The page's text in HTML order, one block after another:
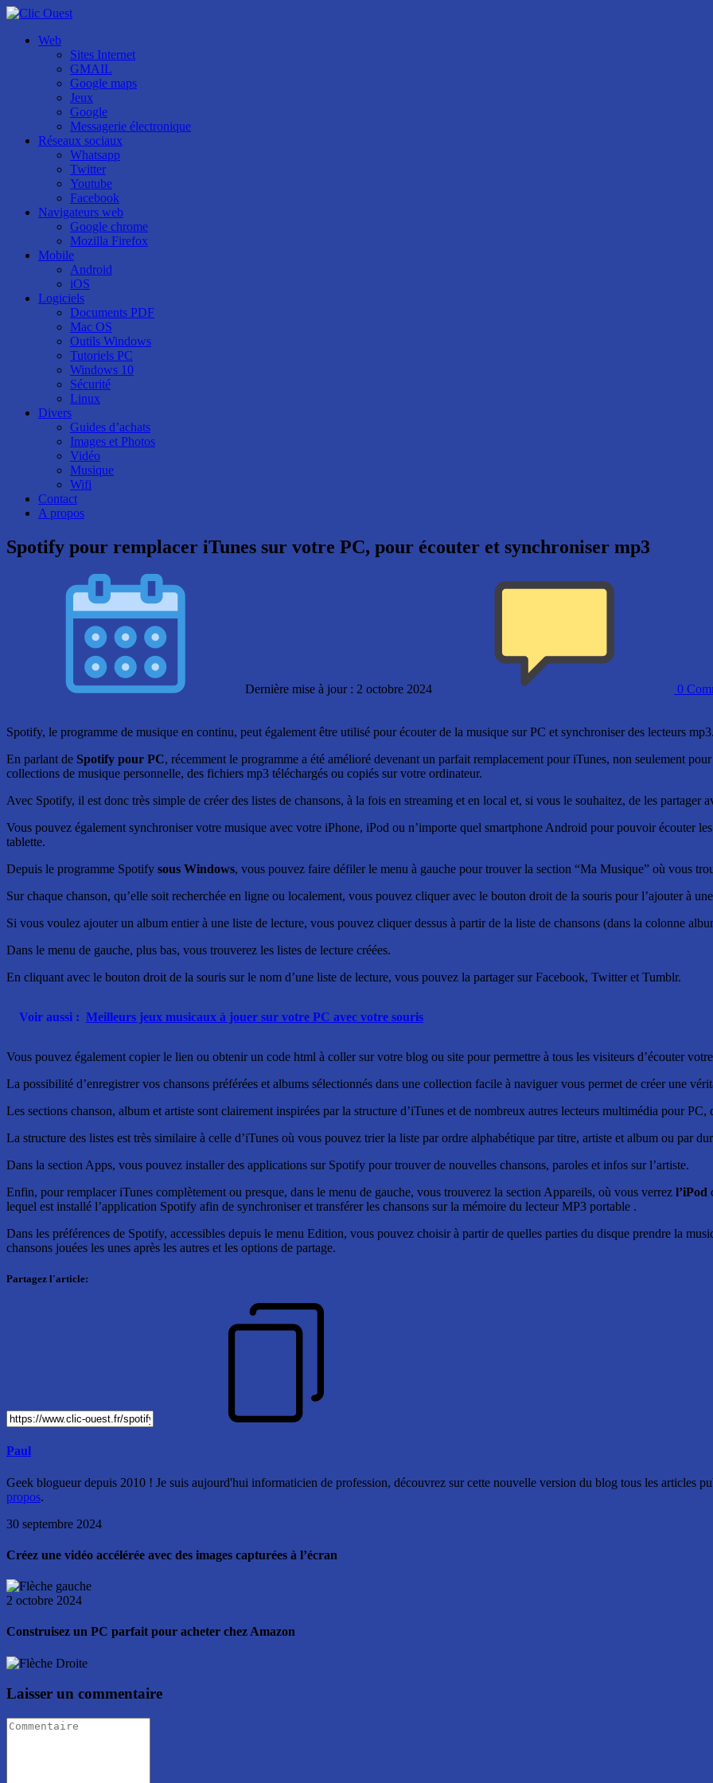
Web
Sites Internet
GMAIL
Google maps
Jeux
Google
Messagerie électronique
Réseaux sociaux
Whatsapp
Twitter
Youtube
Facebook
Navigateurs web
Google chrome
Mozilla Firefox
Mobile
Android
iOS
Logiciels
Documents PDF
Mac OS
Outils Windows
Tutoriels PC
Windows 10
Sécurité
Linux
Divers
Guides d’achats
Images et Photos
Vidéo
Musique
Wifi
Contact
A propos
Spotify pour remplacer iTunes sur votre PC, pour écouter et synchroniser mp3
Dernière mise à jour : 2 octobre 2024 0
Spotify, le programme de musique en continu, peut également être utilisé pour écouter de la musique sur PC et synchroniser des lecteurs mp3.
En parlant de Spotify pour PC, récemment le programme a été amélioré devenant un parfait remplacement pour iTunes, non seulement
collections de musique personnelle, des fichiers mp3 téléchargés ou copiés sur votre ordinateur.
Avec Spotify, il est donc très simple de créer des listes de chansons, à la fois en streaming et en local et, si vous le souhaitez, de les partager
Vous pouvez également synchroniser votre musique avec votre iPhone, iPod ou n’importe quel smartphone Android pour pouvoir écouter
tablette.
Depuis le programme Spotify sous Windows, vous pouvez faire défiler le menu à gauche pour trouver la section “Ma Musique” où vous
Sur chaque chanson, qu’elle soit recherchée en ligne ou localement, vous pouvez cliquer avec le bouton droit de la souris pour l’ajouter à
Si vous voulez ajouter un album entier à une liste de lecture, vous pouvez cliquer dessus à partir de la liste de chansons (dans la colonne
Dans le menu de gauche, plus bas, vous trouverez les listes de lecture créées.
En cliquant avec le bouton droit de la souris sur le nom d’une liste de lecture, vous pouvez la partager sur Facebook, Twitter et Tumblr.
Voir aussi : Meilleurs jeux musicaux à jouer sur votre PC avec votre souris
Vous pouvez également copier le lien ou obtenir un code html à coller sur votre blog ou site pour permettre à tous les visiteurs d’écouter
La possibilité d’enregistrer vos chansons préférées et albums sélectionnés dans une collection facile à naviguer vous permet de créer une
Les sections chanson, album et artiste sont clairement inspirées par la structure d’iTunes et de nombreux autres lecteurs multimédia pour PC,
La structure des listes est très similaire à celle d’iTunes où vous pouvez trier la liste par ordre alphabétique par titre, artiste et album ou par
Dans la section Apps, vous pouvez installer des applications sur Spotify pour trouver de nouvelles chansons, paroles et infos sur l’artiste.
Enfin, pour remplacer iTunes complètement ou presque, dans le menu de gauche, vous trouverez la section Appareils, où vous verrez l’iPod
lequel est installé l’application Spotify afin de synchroniser et transférer les chansons sur la mémoire du lecteur MP3 portable .
Dans les préférences de Spotify, accessibles depuis le menu Edition, vous pouvez choisir à partir de quelles parties du disque prendre la
chansons jouées les unes après les autres et les options de partage.
Partagez l'article:
Paul
Geek blogueur depuis 2010 ! Je suis aujourd'hui informaticien de profession, découvrez sur cette nouvelle version du blog tous les articles
propos.
30 septembre 2024
Créez une vidéo accélérée avec des images capturées à l’écran
2 octobre 2024
Construisez un PC parfait pour acheter chez Amazon
Laisser un commentaire